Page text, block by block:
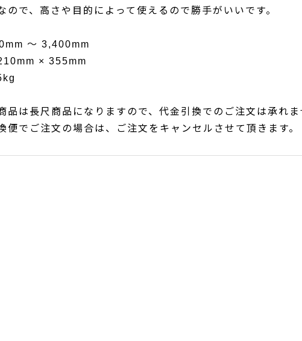
ので、高さや目的によって使えるので勝手がいいです。
～ 3,400mm
× 355mm
品は長尺商品になりますので、代金引換でのご注文は承れま
でご注文の場合は、ご注文をキャンセルさせて頂きます。